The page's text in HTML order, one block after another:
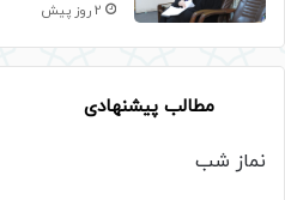
2 روز پیش
مطالب پیشنهادی
نماز شب